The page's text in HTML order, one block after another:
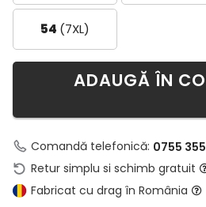
54 (7XL)
ADAUGĂ ÎN
Comandă telefonică: 0755
Retur simplu si schimb gratuit
Fabricat cu drag în România